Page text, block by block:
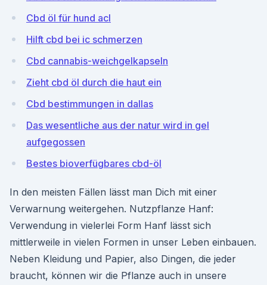
Cbd öl für hund acl
Hilft cbd bei ic schmerzen
Cbd cannabis-weichgelkapseln
Zieht cbd öl durch die haut ein
Cbd bestimmungen in dallas
Das wesentliche aus der natur wird in gel
aufgegossen
Bestes bioverfügbares cbd-öl
In den meisten Fällen lässt man Dich mit einer
Verwarnung weitergehen. Nutzpflanze Hanf:
Verwendung in vielerlei Form Hanf lässt sich
mittlerweile in vielen Formen in unser Leben einbauen.
Neben Kleidung und Papier, also Dingen, die jeder
braucht, können wir die Pflanze auch in unsere